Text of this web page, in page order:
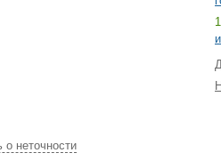
о неточности